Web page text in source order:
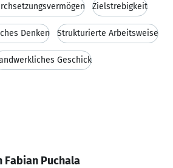
Zielstrebigkeit
Denken Strukturierte Arbeitsweise
Geschick
Fabian Puchala